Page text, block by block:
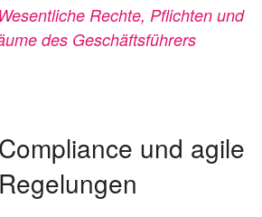
Rechte, Pflichten und
des Geschäftsführers
und agile